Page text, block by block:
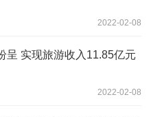
2022-02-08
呈 实现旅游收入11.85亿元
2022-02-08